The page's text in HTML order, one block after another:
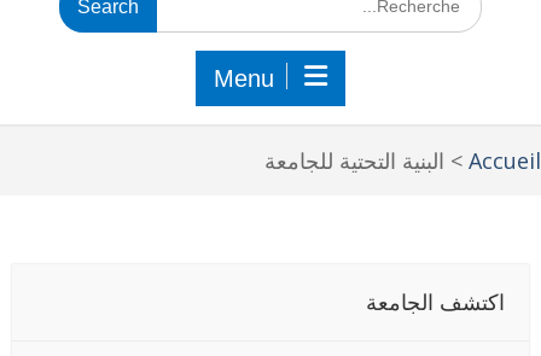
Menu
> البنية التحتية للجامعة
اكتشف الجامعة